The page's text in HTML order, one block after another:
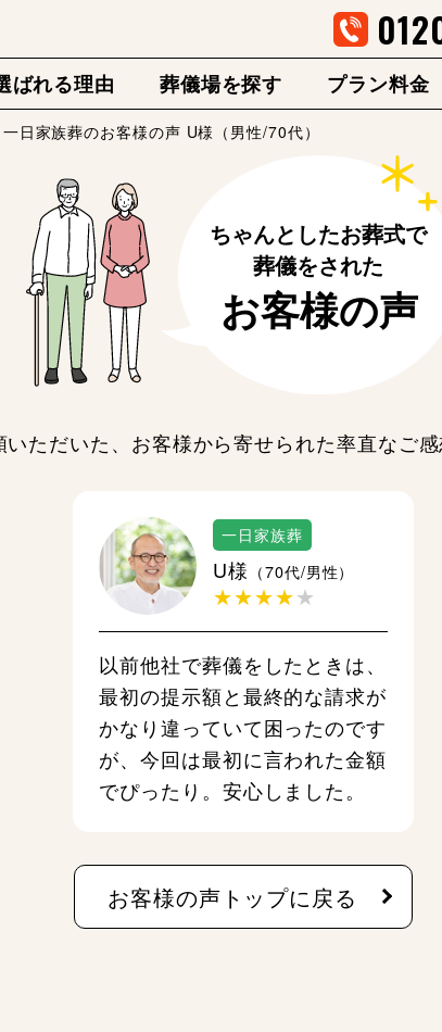
ばれる理由
葬儀場を探す プラン料金
一日家族葬のお客様の声 U様（男性/70代）
ただいた、お客様から寄せられた率直なご感
一日家族葬
U様 （70代/男性）
★★★★★
以前他社で葬儀をしたときは、
最初の提示額と最終的な請求が
かなり違っていて困ったのです
が、今回は最初に言われた金額
でぴったり。安心しました。
お客様の声トップに戻る